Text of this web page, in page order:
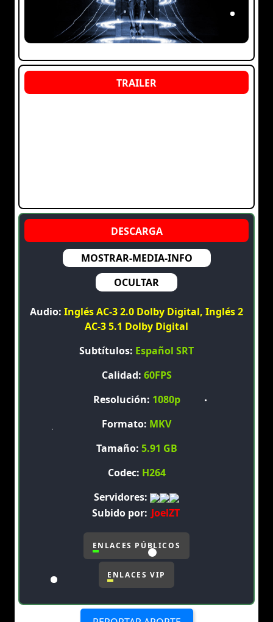
MOSTRAR-MEDIA-INFO
OCULTAR
Audio: Inglés AC-3 2.0 Dolby Digital, Inglés 2
AC-3 5.1 Dolby Digital
Subtítulos: Español SRT
Calidad: 60FPS
Resolución: 1080p
Formato: MKV
Tamaño: 5.91 GB
Codec: H264
Servidores:
Subido por: JoelZT
ENLACES PÚBLICOS
ENLACES VIP